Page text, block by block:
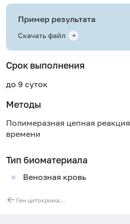
Пример результата
Скачать файл
Срок выполнения
до 9 суток
Методы
Полимеразная цепная
времени
Тип биоматериала
Венозная кровь
Ген цитохрома P450 1A2. Генотипирование по маркеру CYP1A2 (c.-163C>A)